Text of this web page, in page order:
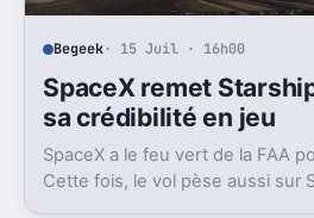
Begeek· 15 Juil · 16h00
SpaceX remet
sa crédibilité en jeu
SpaceX a le feu vert de la FAA
Cette fois, le vol pèse aussi sur